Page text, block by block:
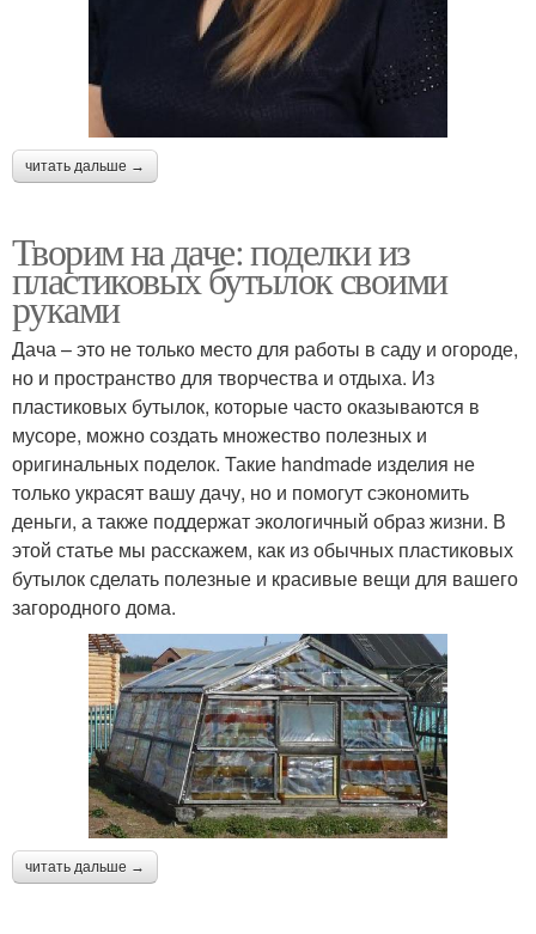
читать дальше →
Творим на даче: поделки из
пластиковых бутылок своими
руками
Дача – это не только место для работы в саду и огороде,
но и пространство для творчества и отдыха. Из
пластиковых бутылок, которые часто оказываются в
мусоре, можно создать множество полезных и
оригинальных поделок. Такие handmade изделия не
только украсят вашу дачу, но и помогут сэкономить
деньги, а также поддержат экологичный образ жизни. В
этой статье мы расскажем, как из обычных пластиковых
бутылок сделать полезные и красивые вещи для вашего
загородного дома.
читать дальше →